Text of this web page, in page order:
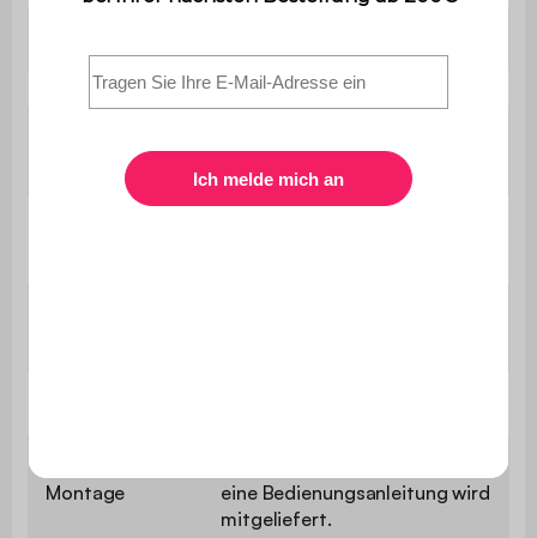
75 cm
Montage
eine Bedienungsanleitung wird
mitgeliefert.